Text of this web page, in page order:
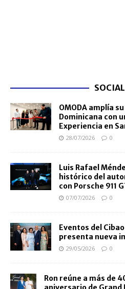
OMODA amplía
Dominicana con
Experiencia en
28/07/2026 0
Luis Rafael
histórico del
con Porsche 911
07/07/2026 0
Eventos del
presenta nueva
29/05/2026 0
Ron reúne a más de